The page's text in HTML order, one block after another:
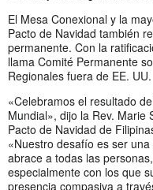
El Mesa Conexional y la
Pacto de Navidad también
permanente. Con la
llama Comité Permanente
Regionales fuera de EE. UU.
«Celebramos el resultado
Mundial», dijo la Rev. Marie
Pacto de Navidad de
«Nuestro desafío es ser
abrace a todas las
especialmente con los que
presencia compasiva a